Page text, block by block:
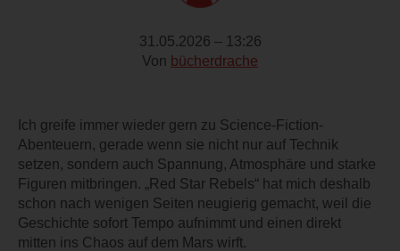
31.05.2026 – 13:26
Von bücherdrache
Ich greife immer wieder gern zu Science-Fiction-
Abenteuern, gerade wenn sie nicht nur auf Technik
setzen, sondern auch Spannung, Atmosphäre und starke
Figuren mitbringen. „Red Star Rebels“ hat mich deshalb
schon nach wenigen Seiten neugierig gemacht, weil die
Geschichte sofort Tempo aufnimmt und einen direkt
mitten ins Chaos auf dem Mars wirft.